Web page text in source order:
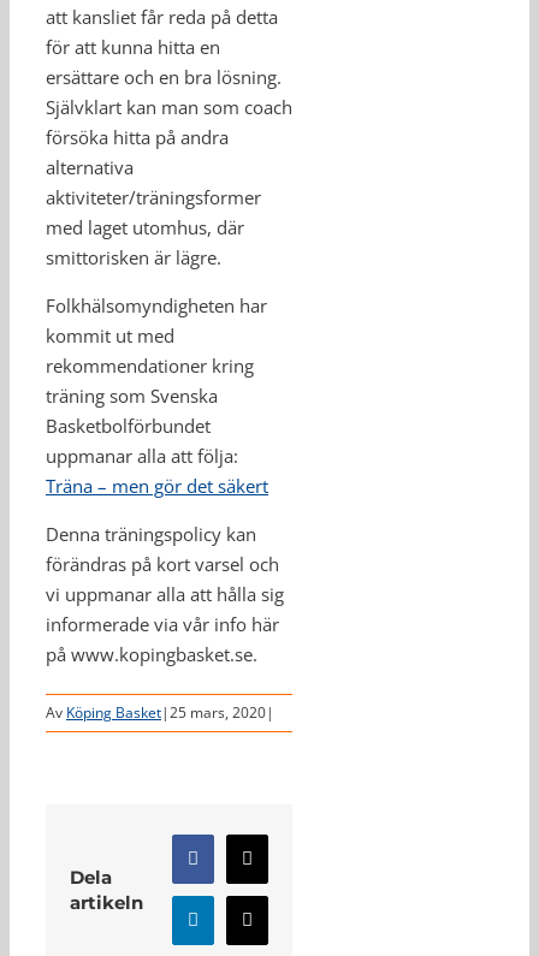
att kansliet får reda på detta
för att kunna hitta en
ersättare och en bra lösning.
Självklart kan man som coach
försöka hitta på andra
alternativa
aktiviteter/träningsformer
med laget utomhus, där
smittorisken är lägre.
Folkhälsomyndigheten har
kommit ut med
rekommendationer kring
träning som Svenska
Basketbolförbundet
uppmanar alla att följa:
Träna – men gör det säkert
Denna träningspolicy kan
förändras på kort varsel och
vi uppmanar alla att hålla sig
informerade via vår info här
på www.kopingbasket.se.
Av Köping Basket|25 mars, 2020|
Dela
artikeln
Facebook
X
LinkedInE-
post